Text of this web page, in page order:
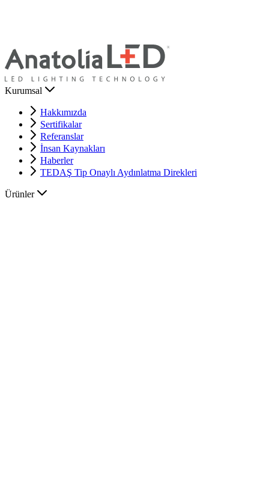
Kurumsal
Hakkımızda
Sertifikalar
Referanslar
İnsan Kaynakları
Haberler
TEDAŞ Tip Onaylı Aydınlatma Direkleri
Ürünler